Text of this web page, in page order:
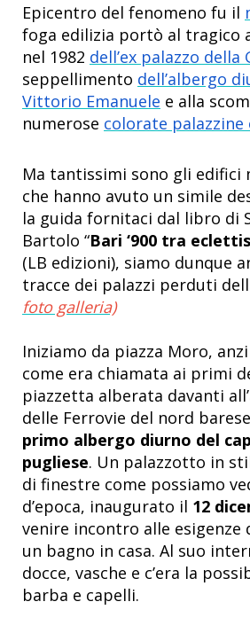
Epicentro del fenomeno fu il
foga edilizia portò al tragico
nel 1982 dell’ex palazzo della
seppellimento dell’albergo
Vittorio Emanuele e alla
numerose colorate
Ma tantissimi sono gli edifici
che hanno avuto un simile
la guida fornitaci dal libro di
Bartolo “Bari ‘900 tra
(LB edizioni), siamo dunque
tracce dei palazzi perduti
foto galleria)
Iniziamo da piazza Moro, anzi
come era chiamata ai primi
piazzetta alberata davanti
delle Ferrovie del nord
primo albergo diurno del
pugliese. Un palazzotto in
di finestre come possiamo
d’epoca, inaugurato il 12
venire incontro alle esigenze
un bagno in casa. Al suo
docce, vasche e c’era la
barba e capelli.